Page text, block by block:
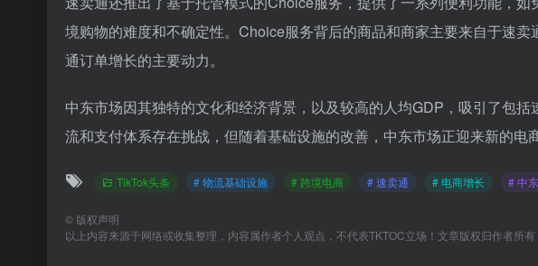
境购物的难度和不确定性。Choice服务背后的商品和商家主要来自于速卖
通订单增长的主要动力。
中东市场因其独特的文化和经济背景，以及较高的人均GDP，吸引了包
流和支付体系存在挑战，但随着基础设施的改善，中东市场正迎来新的电商
TikTok头条 # 物流基础设施 # 跨境电商 # 速卖通 # 电商增长 # 中
© 版权声明
以上内容来源于网络或收集整理，内容属作者个人观点，不代表TKTOC立场！文章版权归作者所有